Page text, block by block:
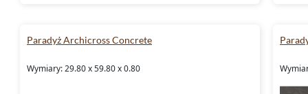
Paradyż Archicross Concrete
Wymiary: 29.80 x 59.80 x 0.80